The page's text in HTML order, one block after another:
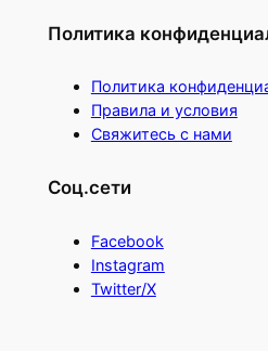
Политика
Политика
Правила и условия
Свяжитесь с нами
Соц.сети
Facebook
Instagram
Twitter/X